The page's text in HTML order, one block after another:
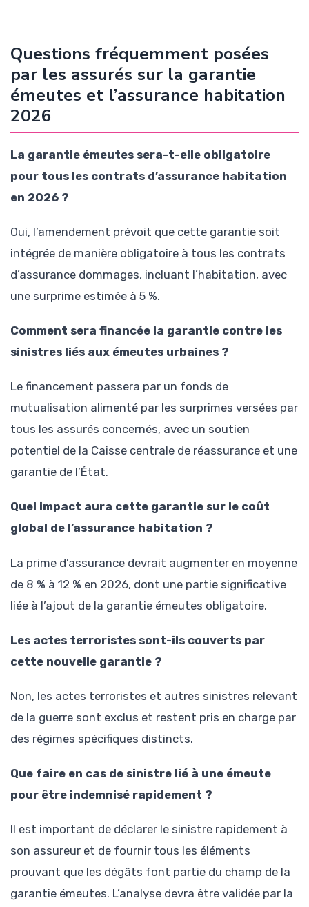
Questions fréquemment posées
par les assurés sur la garantie
émeutes et l’assurance habitation
2026
La garantie émeutes sera-t-elle obligatoire
pour tous les contrats d’assurance habitation
en 2026 ?
Oui, l’amendement prévoit que cette garantie soit
intégrée de manière obligatoire à tous les contrats
d’assurance dommages, incluant l’habitation, avec
une surprime estimée à 5 %.
Comment sera financée la garantie contre les
sinistres liés aux émeutes urbaines ?
Le financement passera par un fonds de
mutualisation alimenté par les surprimes versées par
tous les assurés concernés, avec un soutien
potentiel de la Caisse centrale de réassurance et une
garantie de l’État.
Quel impact aura cette garantie sur le coût
global de l’assurance habitation ?
La prime d’assurance devrait augmenter en moyenne
de 8 % à 12 % en 2026, dont une partie significative
liée à l’ajout de la garantie émeutes obligatoire.
Les actes terroristes sont-ils couverts par
cette nouvelle garantie ?
Non, les actes terroristes et autres sinistres relevant
de la guerre sont exclus et restent pris en charge par
des régimes spécifiques distincts.
Que faire en cas de sinistre lié à une émeute
pour être indemnisé rapidement ?
Il est important de déclarer le sinistre rapidement à
son assureur et de fournir tous les éléments
prouvant que les dégâts font partie du champ de la
garantie émeutes. L’analyse devra être validée par la